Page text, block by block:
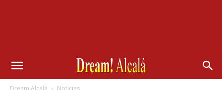
Dream Alcalá Noticias